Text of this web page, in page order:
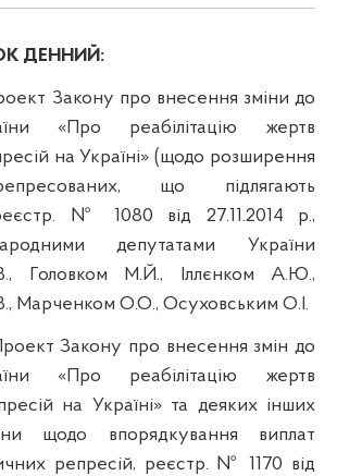
Закону про внесення зміни до
«Про реабілітацію жертв
на Україні» (щодо розширення
що підлягають
реєстр. № 1080 від 27.11.2014 р.,
депутатами України
Головком М.Й., Іллєнком А.Ю.,
Марченком О.О., Осуховським О.І.
Закону про внесення змін до
«Про реабілітацію жертв
на Україні» та деяких інших
щодо впорядкування виплат
репресій, реєстр. № 1170 від